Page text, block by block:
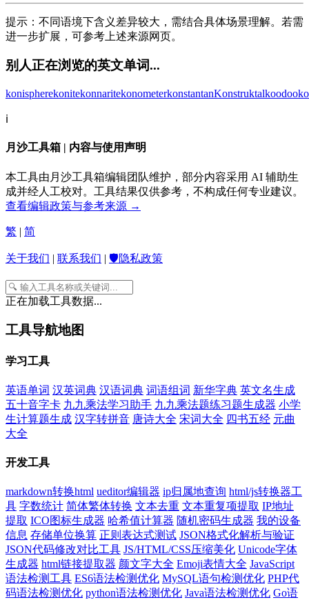
提示：不同语境下含义差异较大，需结合具体场景理解。若需
进一步扩展，可参考上述来源网页。
别人正在浏览的英文单词...
konispherekonitekonnaritekonometerkonstantanKonstruktalkoodoo
ℹ️
月沙工具箱 | 内容与使用声明
本工具由月沙工具箱编辑团队维护，部分内容采用 AI 辅助生
成并经人工校对。工具结果仅供参考，不构成任何专业建议。
查看编辑政策与参考来源 →
繁 | 简
关于我们 | 联系我们 | 🛡️隐私政策
正在加载工具数据...
工具导航地图
学习工具
英语单词 汉英词典 汉语词典 词语组词 新华字典 英文名生成
五十音字卡 九九乘法学习助手 九九乘法题练习题生成器 小学
生计算题生成 汉字转拼音 唐诗大全 宋词大全 四书五经 元曲
大全
开发工具
markdown转换html ueditor编辑器 ip归属地查询 html/js转换器工
具 字数统计 简体繁体转换 文本去重 文本重复项提取 IP地址
提取 ICO图标生成器 哈希值计算器 随机密码生成器 我的设备
信息 存储单位换算 正则表达式测试 JSON格式化解析与验证
JSON代码修改对比工具 JS/HTML/CSS压缩美化 Unicode字体
生成器 html链接提取器 颜文字大全 Emoji表情大全 JavaScript
语法检测工具 ES6语法检测优化 MySQL语句检测优化 PHP代
码语法检测优化 python语法检测优化 Java语法检测优化 Go语